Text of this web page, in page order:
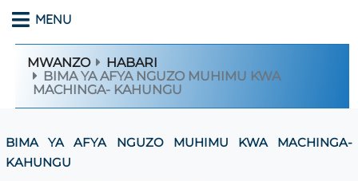
MENU
MWANZO
HABARI
BIMA YA AFYA NGUZO MUHIMU KWA
MACHINGA- KAHUNGU
BIMA YA AFYA NGUZO MUHIMU KWA MACHINGA-
KAHUNGU